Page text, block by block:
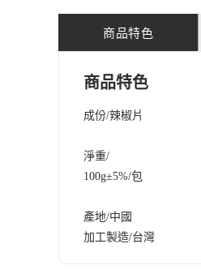
商品特色
商品特色
成份/辣椒片
淨重/
100g±5%/包
產地/中國
加工製造/台灣